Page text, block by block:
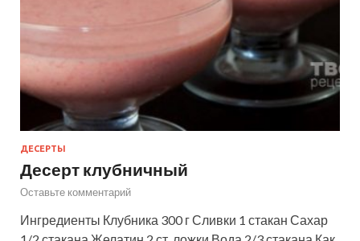
ДЕСЕРТЫ
Десерт клубничный
Оставьте комментарий
Ингредиенты Клубника 300 г Сливки 1 стакан Сахар